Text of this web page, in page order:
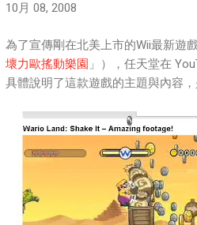
10月 08, 2008
為了宣傳剛在北美上市的Wii最新遊
壞力歐搖動樂園 」），任天堂在
具體說明了這款遊戲的主題與內容